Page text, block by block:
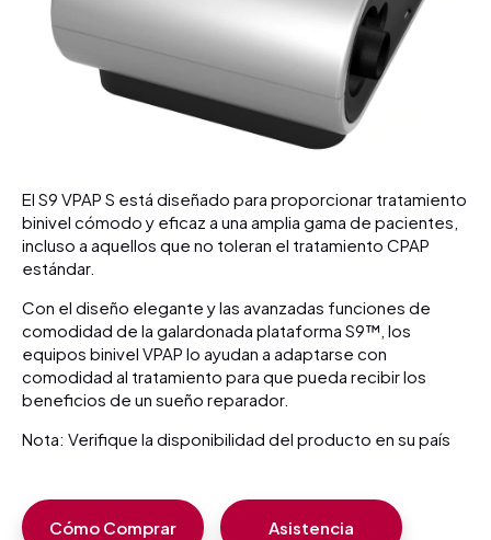
El S9 VPAP S está diseñado para proporcionar tratamiento
binivel cómodo y eficaz a una amplia gama de pacientes,
incluso a aquellos que no toleran el tratamiento CPAP
estándar.
Con el diseño elegante y las avanzadas funciones de
comodidad de la galardonada plataforma S9™, los
equipos binivel VPAP lo ayudan a adaptarse con
comodidad al tratamiento para que pueda recibir los
beneficios de un sueño reparador.
Nota: Verifique la disponibilidad del producto en su país
Cómo Comprar Asistencia